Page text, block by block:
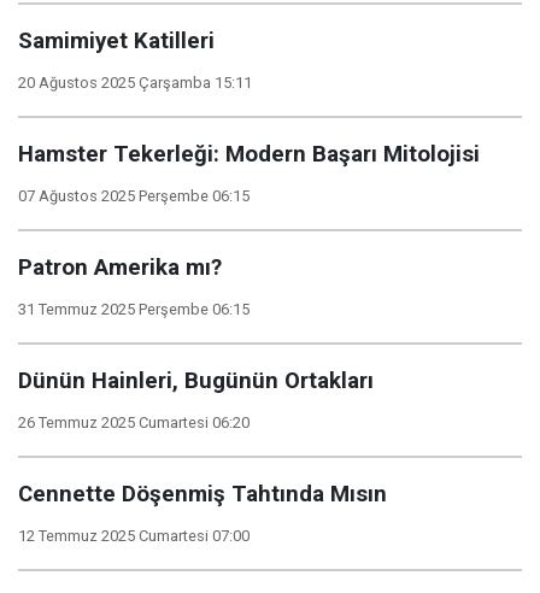
Samimiyet Katilleri
20 Ağustos 2025 Çarşamba 15:11
Hamster Tekerleği: Modern Başarı Mitolojisi
07 Ağustos 2025 Perşembe 06:15
Patron Amerika mı?
31 Temmuz 2025 Perşembe 06:15
Dünün Hainleri, Bugünün Ortakları
26 Temmuz 2025 Cumartesi 06:20
Cennette Döşenmiş Tahtında Mısın
12 Temmuz 2025 Cumartesi 07:00